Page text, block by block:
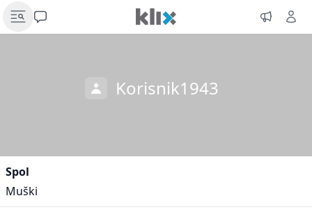
Korisnik1943
Spol
Muški